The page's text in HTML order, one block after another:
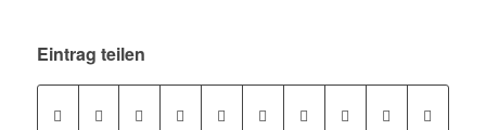
Eintrag teilen